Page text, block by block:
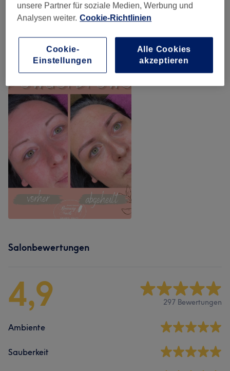
Nagelpflege (1)
Unsere Arbeit
Bild anklicken für weitere Details
Salonbewertungen
4,9 297 Bewertungen
Ambiente
Sauberkeit
unsere Partner für soziale Medien, Werbung und
Analysen weiter. Cookie-Richtlinien
Cookie-
Einstellungen
Alle Cookies
akzeptieren